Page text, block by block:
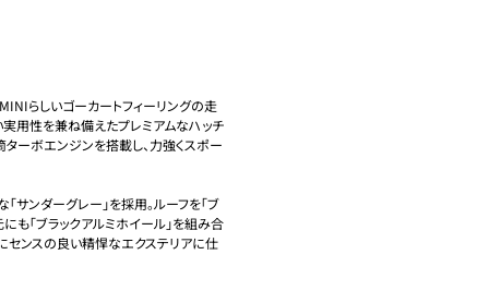
らしいゴーカートフィーリングの走
実用性を兼ね備えたプレミアムなハッチ
ターボエンジンを搭載し、力強くスポー
サンダーグレー」を採用。ルーフを「ブ
も「ブラックアルミホイール」を組み合
センスの良い精悍なエクステリアに仕